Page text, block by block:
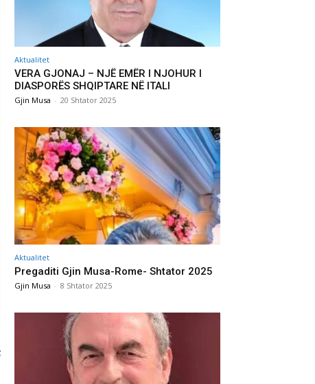
Aktualitet
VERA GJONAJ – NJË EMËR I NJOHUR I
DIASPORËS SHQIPTARE NË ITALI
Gjin Musa - 20 Shtator 2025
Aktualitet
Pregaditi Gjin Musa-Rome- Shtator 2025
Gjin Musa - 8 Shtator 2025